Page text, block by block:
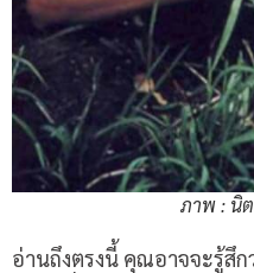
ภาพ : นิ
อ่านถึงตรงนี้ คุณอาจจะรู้สึก